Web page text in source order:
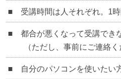
■ 受講時間は人それぞれ。1時
■ 都合が悪くなって受講でき
（ただし、事前にご連絡く
■ 自分のパソコンを使いたい